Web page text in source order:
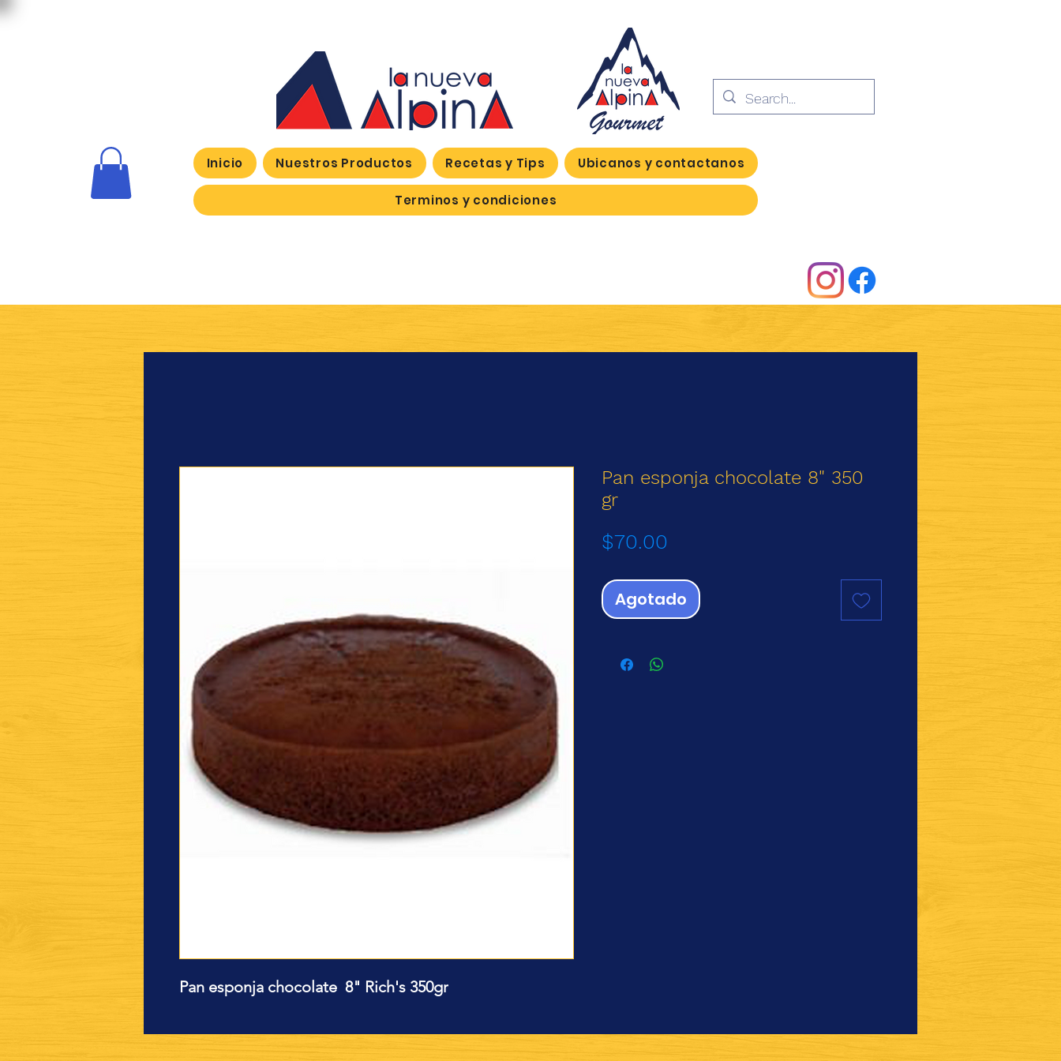
Inicio Nuestros Productos Recetas y Tips Ubicanos y contactanos
Terminos y condiciones
Pan esponja chocolate 8" Rich's 350gr
Pan esponja chocolate 8" 350
gr
$70.00
Agotado